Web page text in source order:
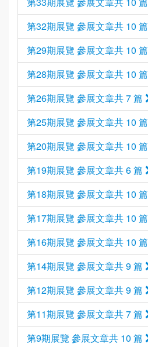
第32期展覽 參展文章共 10 篇
第29期展覽 參展文章共 10 篇
第28期展覽 參展文章共 10 篇
第26期展覽 參展文章共 7 篇
第25期展覽 參展文章共 10 篇
第20期展覽 參展文章共 10 篇
第19期展覽 參展文章共 6 篇
第18期展覽 參展文章共 10 篇
第17期展覽 參展文章共 10 篇
第16期展覽 參展文章共 10 篇
第14期展覽 參展文章共 9 篇
第12期展覽 參展文章共 9 篇
第11期展覽 參展文章共 7 篇
第9期展覽 參展文章共 10 篇